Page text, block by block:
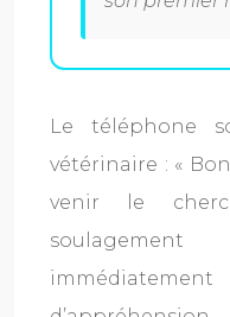
Le téléphone
vétérinaire : «
venir le